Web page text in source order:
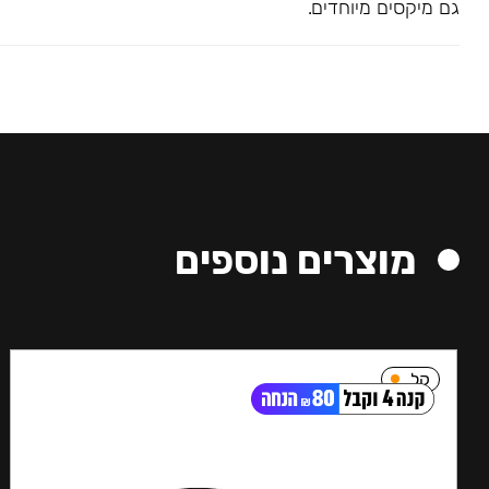
גם מיקסים מיוחדים.
מוצרים נוספים
קל